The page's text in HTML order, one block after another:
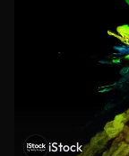
iStock